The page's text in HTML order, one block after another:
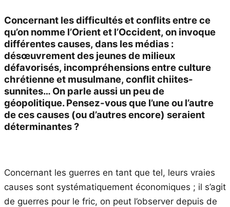
Concernant les difficultés et conflits entre ce
qu’on nomme l’Orient et l’Occident, on invoque
différentes causes, dans les médias :
désœuvrement des jeunes de milieux
défavorisés, incompréhensions entre culture
chrétienne et musulmane, conflit chiites-
sunnites… On parle aussi un peu de
géopolitique. Pensez-vous que l’une ou l’autre
de ces causes (ou d’autres encore) seraient
déterminantes ?
Concernant les guerres en tant que tel, leurs vraies
causes sont systématiquement économiques ; il s’agit
de guerres pour le fric, on peut l’observer depuis de